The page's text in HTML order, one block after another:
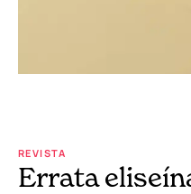
REVISTA
Errata